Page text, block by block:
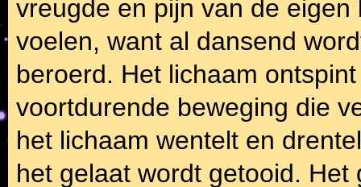
vreugde en pijn van de
voelen, want al dansend
beroerd. Het lichaam
voortdurende beweging die
het lichaam wentelt en
het gelaat wordt getooid.